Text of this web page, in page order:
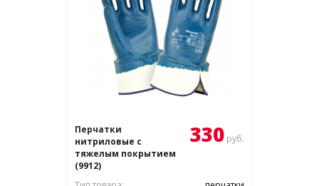
Перчатки
нитриловые с
тяжелым покрытием
(9912)
330 руб.